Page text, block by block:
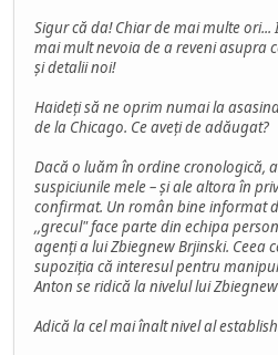
Sigur că da! Chiar de mai multe
mai mult nevoia de a reveni asupra
și detalii noi!
Haideți să ne oprim numai la
de la Chicago. Ce aveți de adăugat?
Dacă o luăm în ordine cronologică,
suspiciunile mele – și ale altora în
confirmat. Un român bine informat
,,grecul" face parte din echipa
agenți a lui Zbiegnew Brjinski. Ceea
supoziția că interesul pentru
Anton se ridică la nivelul lui
Adică la cel mai înalt nivel al